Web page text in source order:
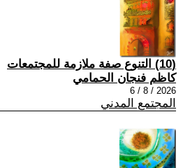
(10) التنوع صفة ملازمة للمجتمعات
كاظم فنجان الحمامي
2026 / 8 / 6
المجتمع المدني